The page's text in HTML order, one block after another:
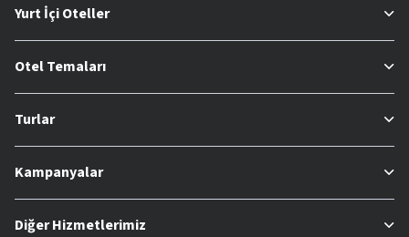
Yurt İçi Oteller
Otel Temaları
Turlar
Kampanyalar
Diğer Hizmetlerimiz